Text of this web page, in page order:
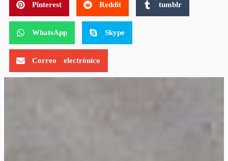
Pinterest Reddit tumblr
WhatsApp Skype
Correo electrónico